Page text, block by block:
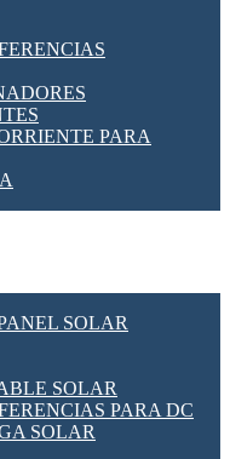
PARA
SOLAR
SOLAR
PARA DC
SOLAR